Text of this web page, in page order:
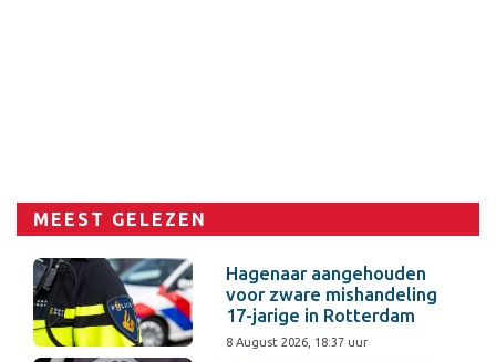
MEEST GELEZEN
Hagenaar aangehouden
voor zware mishandeling
17-jarige in Rotterdam
8 August 2026, 18:37 uur